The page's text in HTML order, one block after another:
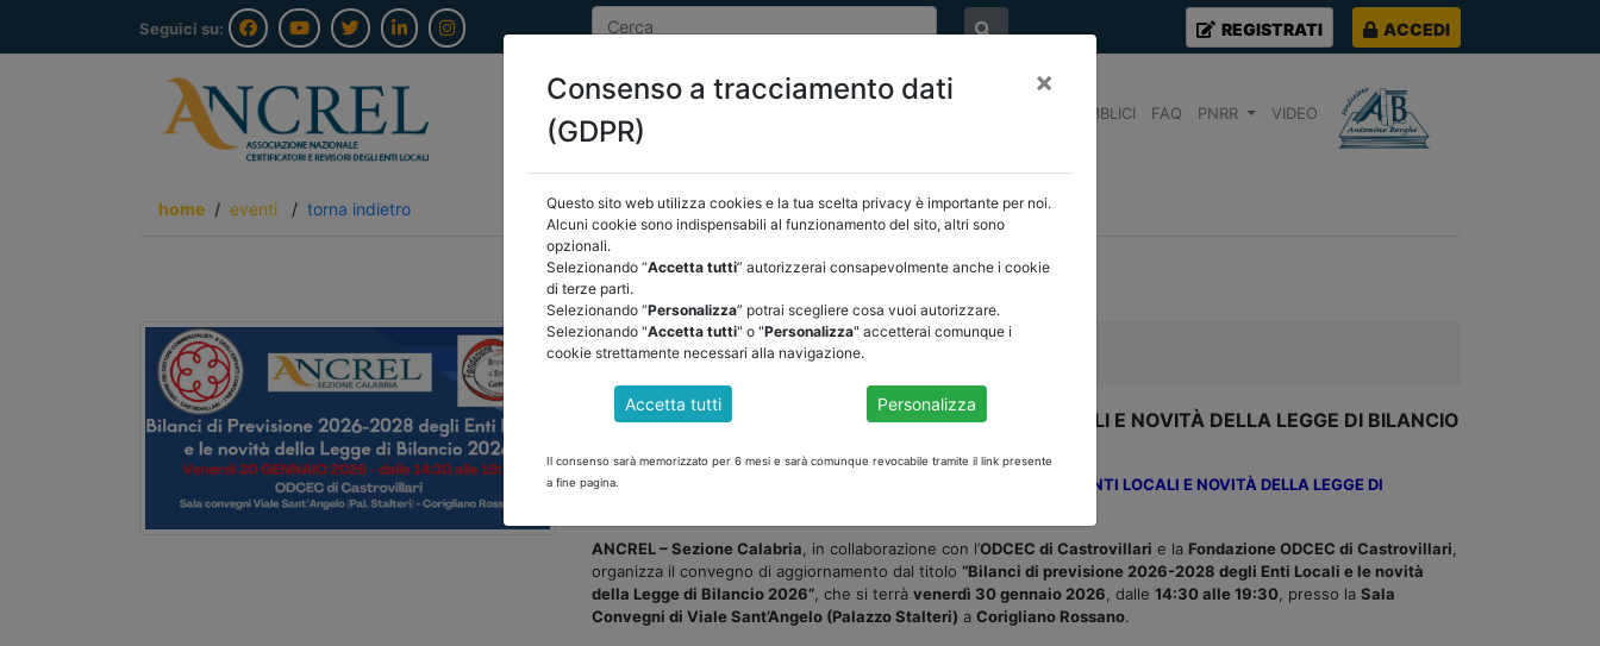
Seguici su: REGISTRATI ACCEDI
DOCUMENTI PUBBLICI FAQ PNRR VIDEO
home eventi / torna indietro
EVENTI
Data evento:30-01-2026
Luogo:30 gennaio Corigliano Calabro
BILANCI DI PREVISIONE 2026-2028 DEGLI ENTI LOCALI E NOVITÀ DELLA LEGGE DI BILANCIO
BILANCI DI PREVISIONE 2026-2028 DEGLI ENTI LOCALI E NOVITÀ DELLA LEGGE DI
ANCREL – Sezione Calabria , in collaborazione con l’ODCEC di Castrovillari e la Fondazione ODCEC di Castrovillari
organizza il convegno di aggiornamento dal titolo “Bilanci di previsione 2026-2028 degli Enti Locali e le novità
della Legge di Bilancio 2026” , che si terrà venerdì 30 gennaio 2026 , dalle 14:30 alle 19:30 , presso la Sala
Convegni di Viale Sant’Angelo (Palazzo Stalteri) a Corigliano Rossano.
Consenso a tracciamento dati
(GDPR)
×
Questo sito web utilizza cookies e la tua scelta privacy è importante per noi.
Alcuni cookie sono indispensabili al funzionamento del sito, altri sono
opzionali.
Selezionando “Accetta tutti” autorizzerai consapevolmente anche i cookie
di terze parti.
Selezionando “Personalizza” potrai scegliere cosa vuoi autorizzare.
Selezionando "Accetta tutti" o "Personalizza" accetterai comunque i
cookie strettamente necessari alla navigazione.
Accetta tutti Personalizza
Il consenso sarà memorizzato per 6 mesi e sarà comunque revocabile tramite il link presente
a fine pagina.